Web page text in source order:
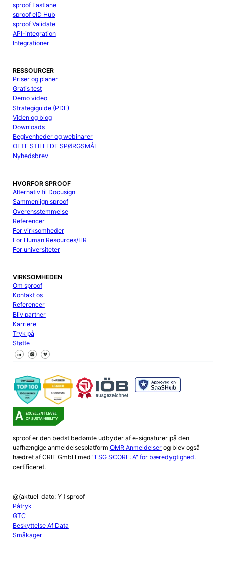
sproof Fastlane
sproof eID Hub
sproof Validate
API-integration
Integrationer
RESSOURCER
Priser og planer
Gratis test
Demo video
Strategiguide (PDF)
Viden og blog
Downloads
Begivenheder og webinarer
OFTE STILLEDE SPØRGSMÅL
Nyhedsbrev
HVORFOR SPROOF
Alternativ til Docusign
Sammenlign sproof
Overensstemmelse
Referencer
For virksomheder
For Human Resources/HR
For universiteter
VIRKSOMHEDEN
Om sproof
Kontakt os
Referencer
Bliv partner
Karriere
Tryk på
Støtte
Følg os på Facebook
Følg os på X
Følg os på LinkedIn
sproof er den bedst bedømte udbyder af e-signaturer på den
uafhængige anmeldelsesplatform OMR Anmeldelserog blev også
hædret af CRIF GmbH med "ESG SCORE: A" for bæredygtighed.
certificeret.
@{aktuel_dato: Y } sproof
Påtryk
GTC
Beskyttelse Af Data
Småkager